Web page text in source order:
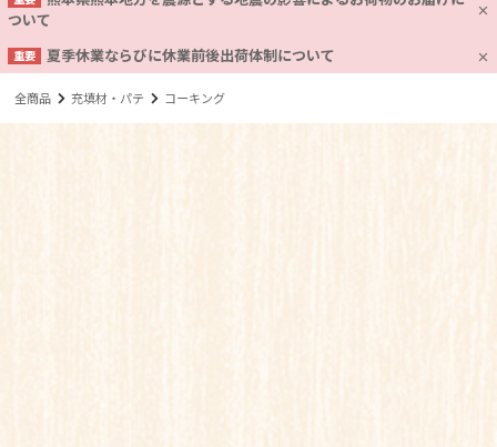
ついて
重要 夏季休業ならびに休業前後出荷体制について
全商品 充填材・パテ コーキング